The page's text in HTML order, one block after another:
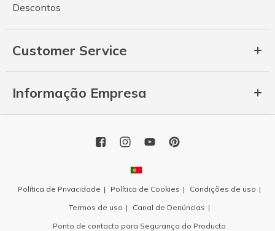
Descontos
Customer Service
Informação Empresa
Política de Privacidade Política de Cookies
Condições de uso
Termos de uso
Canal de Denúncias
Ponto de contacto para Segurança do Producto